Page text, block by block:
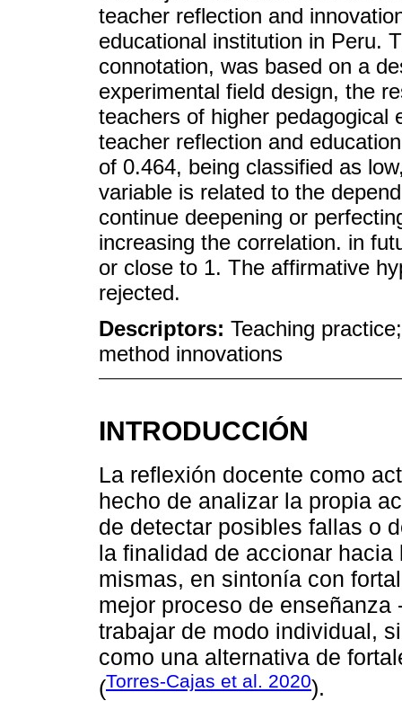
teacher reflection and
educational institution in Peru.
connotation, was based on a
experimental field design, the
teachers of higher pedagogical
teacher reflection and
of 0.464, being classified as
variable is related to the
continue deepening or
increasing the correlation. in
or close to 1. The affirmative
rejected.
Descriptors: Teaching
method innovations
INTRODUCCIÓN
La reflexión docente como
hecho de analizar la propia
de detectar posibles fallas o
la finalidad de accionar
mismas, en sintonía con
mejor proceso de
trabajar de modo individual,
como una alternativa de
(Torres-Cajas et al. 2020).